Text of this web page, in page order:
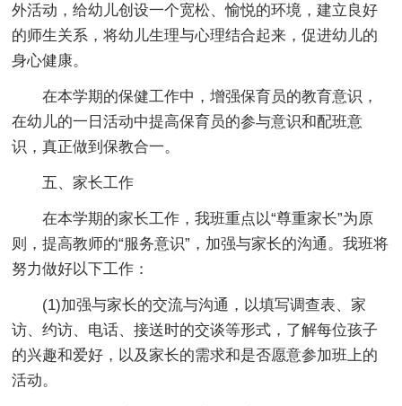
外活动，给幼儿创设一个宽松、愉悦的环境，建立良好
的师生关系，将幼儿生理与心理结合起来，促进幼儿的
身心健康。
在本学期的保健工作中，增强保育员的教育意识，
在幼儿的一日活动中提高保育员的参与意识和配班意
识，真正做到保教合一。
五、家长工作
在本学期的家长工作，我班重点以“尊重家长”为原
则，提高教师的“服务意识”，加强与家长的沟通。我班将
努力做好以下工作：
(1)加强与家长的交流与沟通，以填写调查表、家
访、约访、电话、接送时的交谈等形式，了解每位孩子
的兴趣和爱好，以及家长的需求和是否愿意参加班上的
活动。